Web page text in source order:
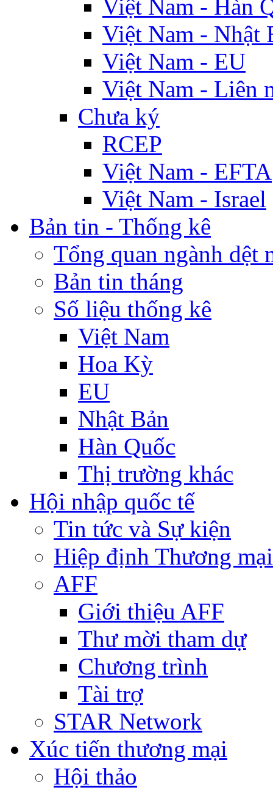
Việt Nam - Hàn
Việt Nam - Nhật
Việt Nam - EU
Việt Nam - Liên
Chưa ký
RCEP
Việt Nam - EFTA
Việt Nam - Israel
Bản tin - Thống kê
Tổng quan ngành dệt
Bản tin tháng
Số liệu thống kê
Việt Nam
Hoa Kỳ
EU
Nhật Bản
Hàn Quốc
Thị trường khác
Hội nhập quốc tế
Tin tức và Sự kiện
Hiệp định Thương
AFF
Giới thiệu AFF
Thư mời tham dự
Chương trình
Tài trợ
STAR Network
Xúc tiến thương mại
Hội thảo